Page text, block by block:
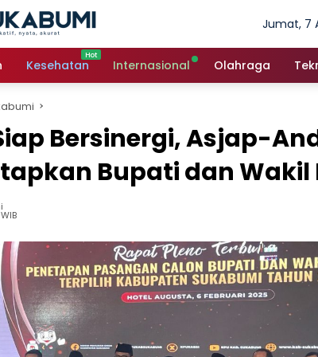
Jumat, 7
Kesehatan Internasional Olahraga
Bersinergi, Asjap-
Bupati dan